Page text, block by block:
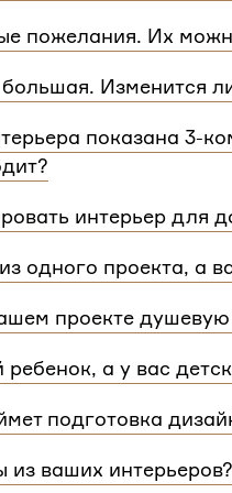
пожелания. Их
детали. Вы
Изменится
будет купитьпоказана 3-
может быть
интерьер для
если у вас в доме
одного проекта, а
будет стоить3
проекте
а у вас
подготовка
обсудить
из ваших интерьеров?